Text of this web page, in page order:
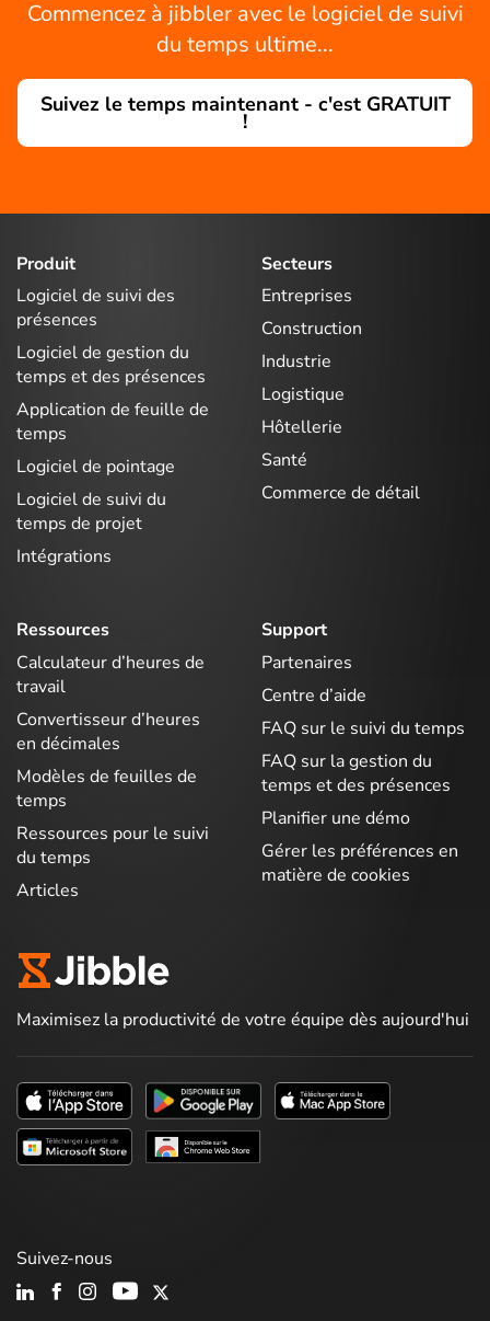
Commencez à jibbler avec le logiciel de suivi
du temps ultime...
Suivez le temps maintenant - c'est GRATUIT
!
Produit
Logiciel de suivi des
présences
Logiciel de gestion du
temps et des présences
Application de feuille de
temps
Logiciel de pointage
Logiciel de suivi du
temps de projet
Intégrations
Secteurs
Entreprises
Construction
Industrie
Logistique
Hôtellerie
Santé
Commerce de détail
Ressources
Calculateur d’heures de
travail
Convertisseur d’heures
en décimales
Modèles de feuilles de
temps
Ressources pour le suivi
du temps
Articles
Support
Partenaires
Centre d’aide
FAQ sur le suivi du temps
FAQ sur la gestion du
temps et des présences
Planifier une démo
Gérer les préférences en
matière de cookies
Maximisez la productivité de votre équipe dès aujourd'hui
Suivez-nous